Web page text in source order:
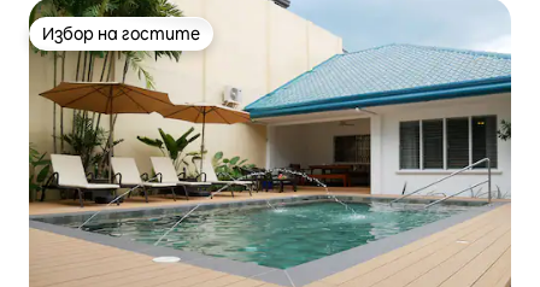
Избор на гостите
Избор на гостите